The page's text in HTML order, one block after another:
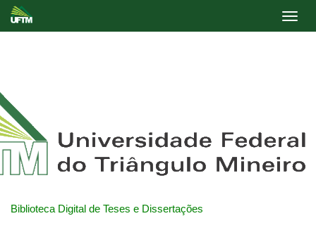
Biblioteca Digital de Teses e Dissertações